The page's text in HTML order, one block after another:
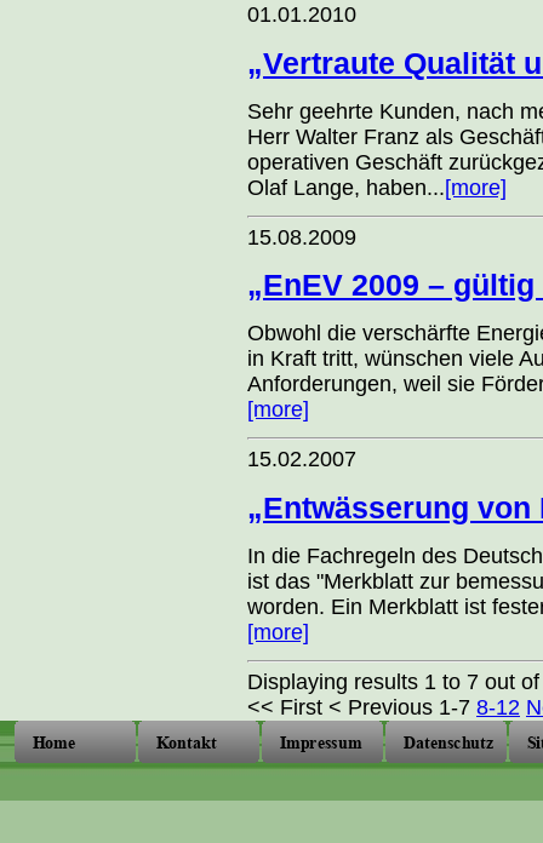
01.01.2010
„Vertraute Qualität
Sehr geehrte Kunden, nach
Herr Walter Franz als
operativen Geschäft
Olaf Lange, haben...[more]
15.08.2009
„EnEV 2009 –
Obwohl die verschärfte
in Kraft tritt, wünschen viele
Anforderungen, weil sie
[more]
15.02.2007
„Entwässerung von
In die Fachregeln des
ist das "Merkblatt zur
worden. Ein Merkblatt ist
[more]
Displaying results 1 to 7 out
<< First < Previous 1-7 8-12